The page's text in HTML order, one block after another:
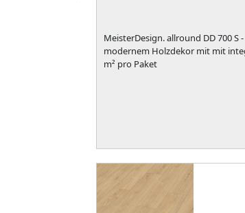
MeisterDesign. allround DD 700 S -
modernem Holzdekor mit mit
m² pro Paket